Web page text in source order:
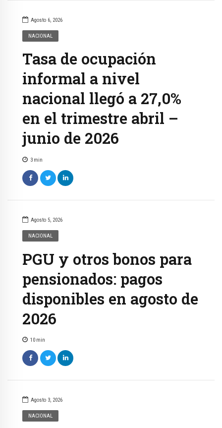
Agosto 6, 2026
NACIONAL
Tasa de ocupación
informal a nivel
nacional llegó a 27,0%
en el trimestre abril –
junio de 2026
3 min
Agosto 5, 2026
NACIONAL
PGU y otros bonos para
pensionados: pagos
disponibles en agosto de
2026
10 min
Agosto 3, 2026
NACIONAL